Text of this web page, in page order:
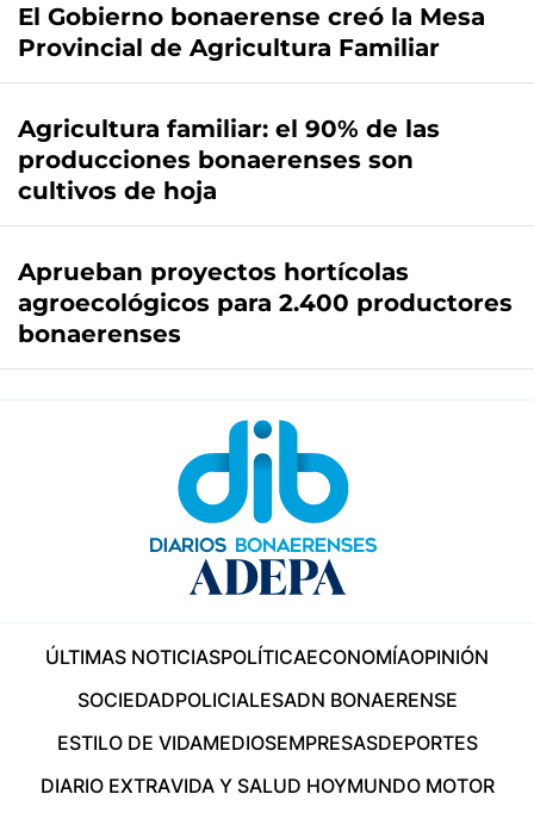
El Gobierno bonaerense creó la Mesa
Provincial de Agricultura Familiar
Agricultura familiar: el 90% de las
producciones bonaerenses son
cultivos de hoja
Aprueban proyectos hortícolas
agroecológicos para 2.400 productores
bonaerenses
ÚLTIMAS NOTICIASPOLÍTICAECONOMÍAOPINIÓN
SOCIEDADPOLICIALESADN BONAERENSE
ESTILO DE VIDAMEDIOSEMPRESASDEPORTES
DIARIO EXTRAVIDA Y SALUD HOYMUNDO MOTOR